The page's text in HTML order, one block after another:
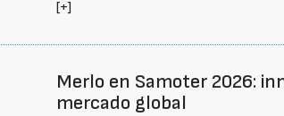
[+]
Merlo en Samoter 2026:
mercado global